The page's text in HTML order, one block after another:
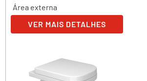
Área externa
VER MAIS DETALHES